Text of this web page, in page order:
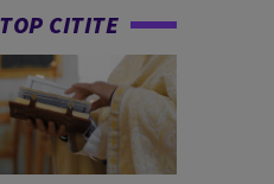
TOP CITITE